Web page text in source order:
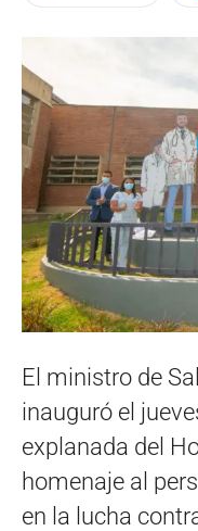
El ministro de
inauguró el
explanada del
homenaje al
en la lucha